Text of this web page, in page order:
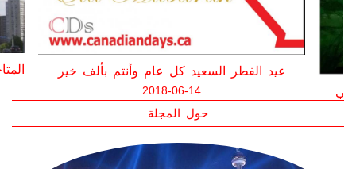
سكان ألبرتا يتشاركون صور الشفق القطبي
2021-02-10